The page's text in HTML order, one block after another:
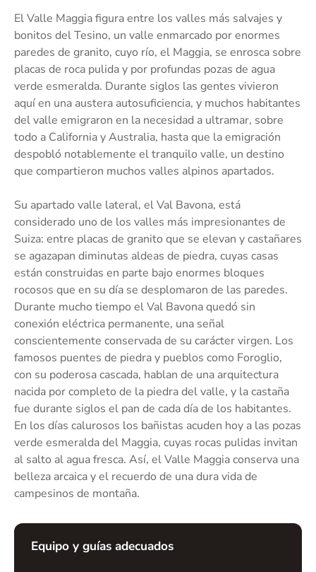
El Valle Maggia figura entre los valles más salvajes y
bonitos del Tesino, un valle enmarcado por enormes
paredes de granito, cuyo río, el Maggia, se enrosca sobre
placas de roca pulida y por profundas pozas de agua
verde esmeralda. Durante siglos las gentes vivieron
aquí en una austera autosuficiencia, y muchos habitantes
del valle emigraron en la necesidad a ultramar, sobre
todo a California y Australia, hasta que la emigración
despobló notablemente el tranquilo valle, un destino
que compartieron muchos valles alpinos apartados.
Su apartado valle lateral, el Val Bavona, está
considerado uno de los valles más impresionantes de
Suiza: entre placas de granito que se elevan y castañares
se agazapan diminutas aldeas de piedra, cuyas casas
están construidas en parte bajo enormes bloques
rocosos que en su día se desplomaron de las paredes.
Durante mucho tiempo el Val Bavona quedó sin
conexión eléctrica permanente, una señal
conscientemente conservada de su carácter virgen. Los
famosos puentes de piedra y pueblos como Foroglio,
con su poderosa cascada, hablan de una arquitectura
nacida por completo de la piedra del valle, y la castaña
fue durante siglos el pan de cada día de los habitantes.
En los días calurosos los bañistas acuden hoy a las pozas
verde esmeralda del Maggia, cuyas rocas pulidas invitan
al salto al agua fresca. Así, el Valle Maggia conserva una
belleza arcaica y el recuerdo de una dura vida de
campesinos de montaña.
Equipo y guías adecuados